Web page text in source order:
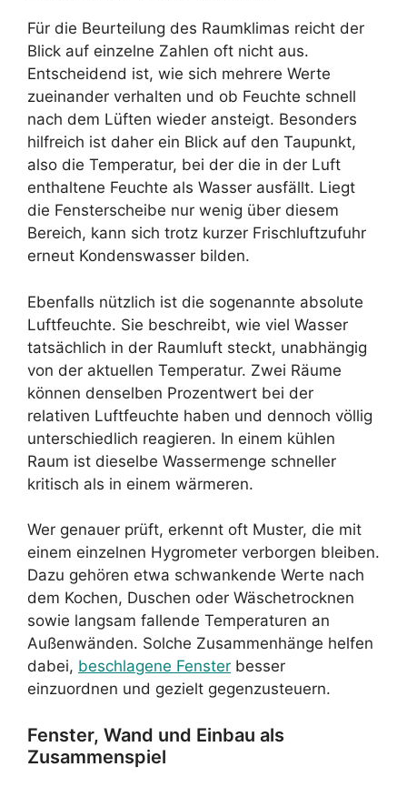
Für die Beurteilung des Raumklimas reicht der
Blick auf einzelne Zahlen oft nicht aus.
Entscheidend ist, wie sich mehrere Werte
zueinander verhalten und ob Feuchte schnell
nach dem Lüften wieder ansteigt. Besonders
hilfreich ist daher ein Blick auf den Taupunkt,
also die Temperatur, bei der die in der Luft
enthaltene Feuchte als Wasser ausfällt. Liegt
die Fensterscheibe nur wenig über diesem
Bereich, kann sich trotz kurzer Frischluftzufuhr
erneut Kondenswasser bilden.
Ebenfalls nützlich ist die sogenannte absolute
Luftfeuchte. Sie beschreibt, wie viel Wasser
tatsächlich in der Raumluft steckt, unabhängig
von der aktuellen Temperatur. Zwei Räume
können denselben Prozentwert bei der
relativen Luftfeuchte haben und dennoch völlig
unterschiedlich reagieren. In einem kühlen
Raum ist dieselbe Wassermenge schneller
kritisch als in einem wärmeren.
Wer genauer prüft, erkennt oft Muster, die mit
einem einzelnen Hygrometer verborgen bleiben.
Dazu gehören etwa schwankende Werte nach
dem Kochen, Duschen oder Wäschetrocknen
sowie langsam fallende Temperaturen an
Außenwänden. Solche Zusammenhänge helfen
dabei, beschlagene Fenster besser
einzuordnen und gezielt gegenzusteuern.
Fenster, Wand und Einbau als
Zusammenspiel